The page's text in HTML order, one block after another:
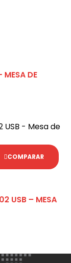
MESA DE
COMPARAR
USB – MESA